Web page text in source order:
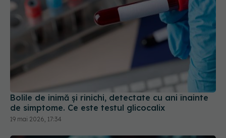
Bolile de inimă și rinichi, detectate cu ani înainte
de simptome. Ce este testul glicocalix
19 mai 2026, 17:34